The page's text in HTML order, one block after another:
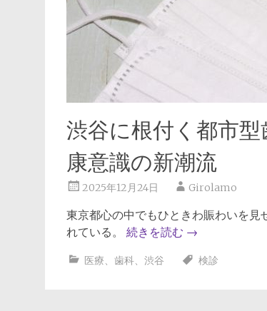
渋谷に根付く都市
康意識の新潮流
2025年12月24日 Girolamo
東京都心の中でもひときわ賑わいを
れている。 続きを読む →
医療、 歯科、 渋谷 検診